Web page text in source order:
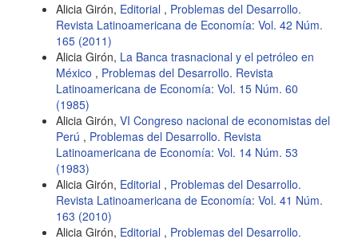
Alicia Girón, Editorial , Problemas del Desarrollo.
Revista Latinoamericana de Economía: Vol. 42 Núm.
165 (2011)
Alicia Girón, La Banca trasnacional y el petróleo en
México , Problemas del Desarrollo. Revista
Latinoamericana de Economía: Vol. 15 Núm. 60
(1985)
Alicia Girón, VI Congreso nacional de economistas del
Perú , Problemas del Desarrollo. Revista
Latinoamericana de Economía: Vol. 14 Núm. 53
(1983)
Alicia Girón, Editorial , Problemas del Desarrollo.
Revista Latinoamericana de Economía: Vol. 41 Núm.
163 (2010)
Alicia Girón, Editorial , Problemas del Desarrollo.